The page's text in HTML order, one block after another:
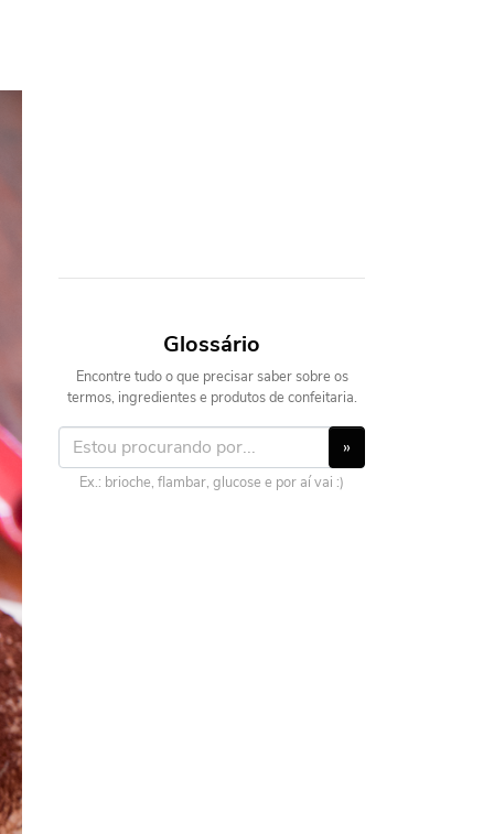
Glossário
Encontre tudo o que precisar saber sobre os
termos, ingredientes e produtos de confeitaria.
»
Ex.: brioche, flambar, glucose e por aí vai :)